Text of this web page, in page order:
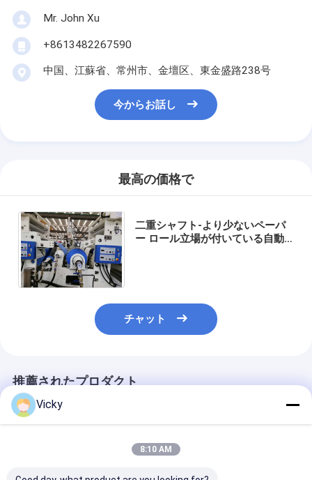
Mr. John Xu
+8613482267590
中国、江蘇省、常州市、金壇区、東金盛路238号
今からお話し
最高の価格で
二重シャフト-より少ないペーパ
ー ロール立場が付いている自動
チャット
推薦されたプロダクト
Vicky
8:10 AM